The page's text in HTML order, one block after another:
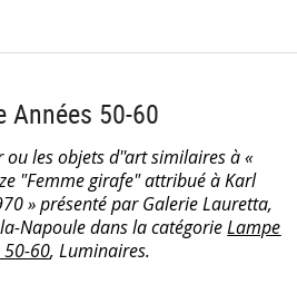
Années 50-60
les objets d''art similaires à «
"Femme girafe" attribué à Karl
» présenté par Galerie Lauretta,
Napoule dans la catégorieLampe
50-60, Luminaires.